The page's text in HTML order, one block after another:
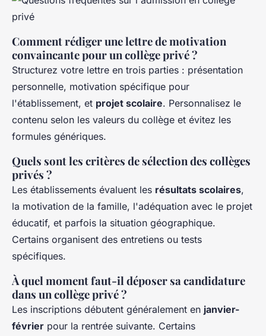
Comment rédiger une lettre de motivation
convaincante pour un collège privé ?
Structurez votre lettre en trois parties : présentation
personnelle, motivation spécifique pour
l'établissement, et projet scolaire. Personnalisez le
contenu selon les valeurs du collège et évitez les
formules génériques.
Quels sont les critères de sélection des collèges
privés ?
Les établissements évaluent les résultats scolaires,
la motivation de la famille, l'adéquation avec le projet
éducatif, et parfois la situation géographique.
Certains organisent des entretiens ou tests
spécifiques.
À quel moment faut-il déposer sa candidature
dans un collège privé ?
Les inscriptions débutent généralement en janvier-
février pour la rentrée suivante. Certains